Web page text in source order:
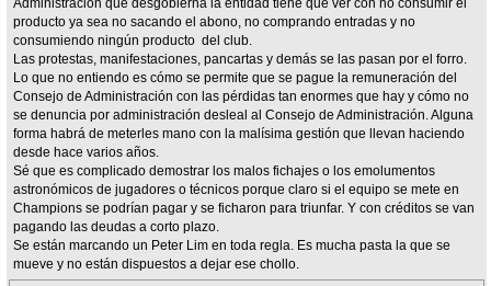
producto ya sea no sacando el abono, no comprando entradas y no
consumiendo ningún producto del club.
Las protestas, manifestaciones, pancartas y demás se las pasan por el forro.
Lo que no entiendo es cómo se permite que se pague la remuneración del
Consejo de Administración con las pérdidas tan enormes que hay y cómo no
se denuncia por administración desleal al Consejo de Administración. Alguna
forma habrá de meterles mano con la malísima gestión que llevan haciendo
desde hace varios años.
Sé que es complicado demostrar los malos fichajes o los emolumentos
astronómicos de jugadores o técnicos porque claro si el equipo se mete en
Champions se podrían pagar y se ficharon para triunfar. Y con créditos se van
pagando las deudas a corto plazo.
Se están marcando un Peter Lim en toda regla. Es mucha pasta la que se
mueve y no están dispuestos a dejar ese chollo.